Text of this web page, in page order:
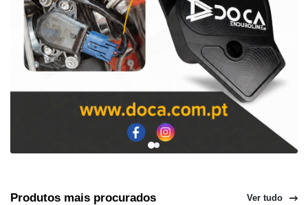
Produtos mais procurados Ver tudo